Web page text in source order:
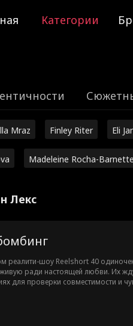
Категории
Mraz Finley Riter Eli
Madeleine Rocha-Barnette
Лекс
реалити-шоу Reelshort 40
ради настоящей любви. Их
для проверки совместимости и